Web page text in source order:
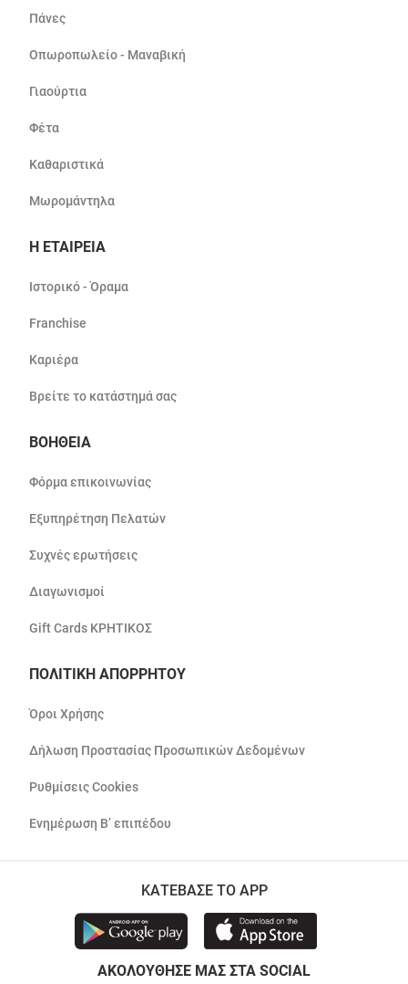
Πάνες
Οπωροπωλείο - Μαναβική
Γιαούρτια
Φέτα
Καθαριστικά
Μωρομάντηλα
Η ΕΤΑΙΡΕΙΑ
Ιστορικό - Όραμα
Franchise
Καριέρα
Βρείτε το κατάστημά σας
ΒΟΗΘΕΙΑ
Φόρμα επικοινωνίας
Εξυπηρέτηση Πελατών
Συχνές ερωτήσεις
Διαγωνισμοί
Gift Cards ΚΡΗΤΙΚΟΣ
ΠΟΛΙΤΙΚΗ ΑΠΟΡΡΗΤΟΥ
Όροι Χρήσης
Δήλωση Προστασίας Προσωπικών Δεδομένων
Ρυθμίσεις Cookies
Ενημέρωση Β’ επιπέδου
ΚΑΤΕΒΑΣΕ ΤΟ APP
ΑΚΟΛΟΥΘΗΣΕ ΜΑΣ ΣΤΑ SOCIAL